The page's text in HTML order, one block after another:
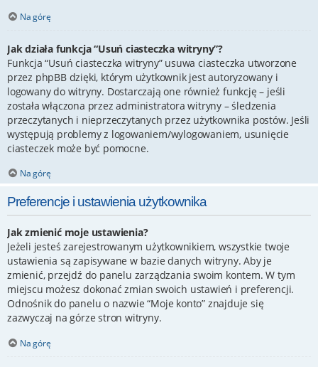
Na górę
Jak działa funkcja “Usuń ciasteczka witryny”?
Funkcja “Usuń ciasteczka witryny” usuwa ciasteczka utworzone
przez phpBB dzięki, którym użytkownik jest autoryzowany i
logowany do witryny. Dostarczają one również funkcję – jeśli
została włączona przez administratora witryny – śledzenia
przeczytanych i nieprzeczytanych przez użytkownika postów. Jeśli
występują problemy z logowaniem/wylogowaniem, usunięcie
ciasteczek może być pomocne.
Na górę
Preferencje i ustawienia użytkownika
Jak zmienić moje ustawienia?
Jeżeli jesteś zarejestrowanym użytkownikiem, wszystkie twoje
ustawienia są zapisywane w bazie danych witryny. Aby je
zmienić, przejdź do panelu zarządzania swoim kontem. W tym
miejscu możesz dokonać zmian swoich ustawień i preferencji.
Odnośnik do panelu o nazwie “Moje konto” znajduje się
zazwyczaj na górze stron witryny.
Na górę